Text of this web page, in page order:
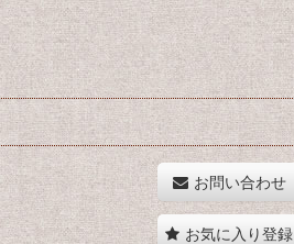
お問い合わせ
お気に入り登録